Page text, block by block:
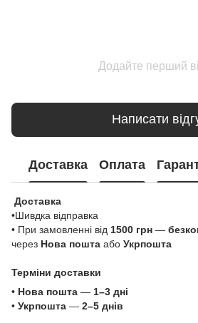
Додайте перший
Написати
Доставка Оплата
Доставка
•Шивдка відправка
• При замовленні від 1500 грн —
через Нова пошта або Укрпошта
Терміни доставки
• Нова пошта — 1–3 дні
• Укрпошта — 2–5 днів